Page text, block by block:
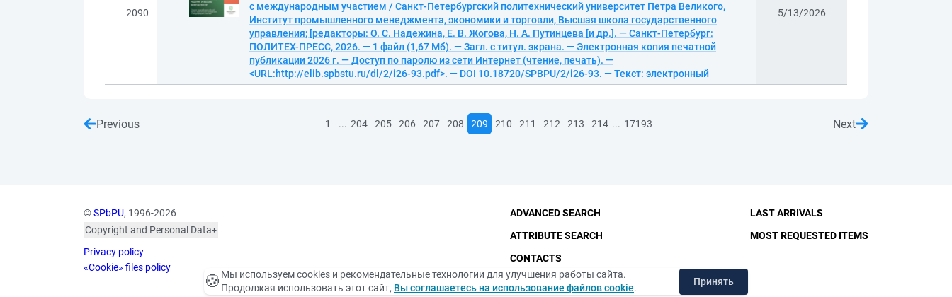
2090
с международным участием / Санкт-Петербургский политехнический университет Петра Великого,
Институт промышленного менеджмента, экономики и торговли, Высшая школа государственного
управления; [редакторы: О. С. Надежина, Е. В. Жогова, Н. А. Путинцева [и др.]. — Санкт-Петербург:
ПОЛИТЕХ-ПРЕСС, 2026. — 1 файл (1,67 Мб). — Загл. с титул. экрана. — Электронная копия печатной
публикации 2026 г. — Доступ по паролю из сети Интернет (чтение, печать). —
<URL:http://elib.spbstu.ru/dl/2/i26-93.pdf>. — DOI 10.18720/SPBPU/2/i26-93. — Текст: электронный
5/13/2026
Previous 1 ... 204 205 206 207 208 209 210 211 212 213 214 ... 17193 Next
©SPbPU, 1996-2026
Copyright and Personal Data
published with the
consent of the individuals
Privacy policy
«Cookie» files policy
ADVANCED SEARCH
ATTRIBUTE SEARCH
CONTACTS
THE FUNDAMENTAL LIBRARY
LAST ARRIVALS
MOST REQUESTED ITEMS
🍪 Мы используем cookies и рекомендательные технологии для улучшения работы сайта.
Продолжая использовать этот сайт, Вы соглашаетесь на использование файлов cookie.
Принять